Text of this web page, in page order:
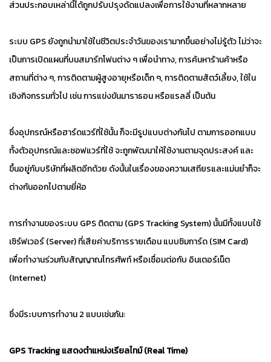
ส่วนประกอบเหล่านี้ได้ถูกปรับปรุงดัดแปลงเพื่อการใช้งานที่หลากหลาย
ระบบ GPS ยังถูกนำมาใช้ในชีวิตประจำวันของเรามากขึ้นอย่างไม่รู้ตัว ไม่ว่าจะ
เป็นการเปิดแผนที่บนสมาร์ทโฟนต่าง ๆ เพื่อนำทาง, การค้นหาร้านค้าหรือ
สถานที่ต่าง ๆ, การติดตามผู้สูงอายุหรือเด็ก ๆ, การติดตามสัตว์เลี้ยง, ใช้ใน
เชิงกิจกรรมทั่วไป เช่น การแข่งขันมาราธอน หรือแรลลี่ เป็นต้น
ซึ่งอุปกรณ์หรือฮาร์ดแวร์ที่ใช้นั้น ก็จะมีรูปแบบต่างกันไป ตามการออกแบบ
ทั้งตัวอุปกรณ์และซอฟแวร์ที่ใช้ จะถูกพัฒนาให้ใช้งานตามจุดประสงค์ และ
ขึ้นอยู่กับบริษัทที่ผลิตอีกด้วย ดังนั้นในเรื่องของความเสถียรและแม่นยำก็จะ
ต่างกันออกไปตามยี่ห้อ
การทำงานของระบบ GPS ติดตาม (GPS Tracking System) นั้นมีทั้งแบบใช้
เซิร์ฟเวอร์ (Server) ที่เสียค่าบริการรายเดือน แบบซิมการ์ด (SIM Card)
เพื่อทำงานร่วมกับสัญญาณโทรศัพท์ หรือเชื่อมต่อกับ อินเตอร์เน็ต
(Internet)
ซึ่งมีระบบการทำงาน 2 แบบเช่นกัน:
GPS Tracking แสดงตำแหน่งเรียลไทม์ (Real Time)